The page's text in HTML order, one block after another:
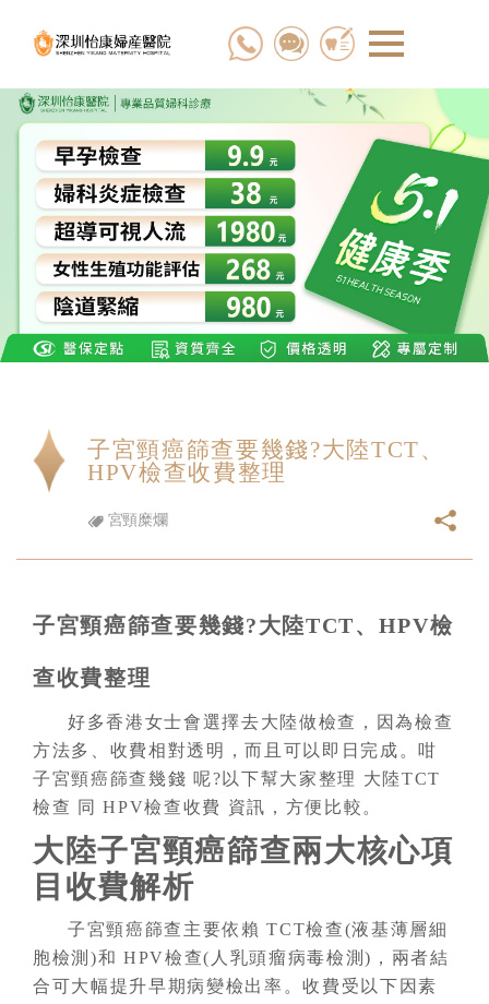
子宮頸癌篩查要幾錢?大陸TCT、
HPV檢查收費整理
宮頸糜爛
子宮頸癌篩查要幾錢?大陸TCT、HPV檢
查收費整理
好多香港女士會選擇去大陸做檢查，因為檢查
方法多、收費相對透明，而且可以即日完成。咁
子宮頸癌篩查幾錢 呢?以下幫大家整理 大陸TCT
檢查 同 HPV檢查收費 資訊，方便比較。
大陸子宮頸癌篩查兩大核心項
目收費解析
子宮頸癌篩查主要依賴 TCT檢查(液基薄層細
胞檢測)和 HPV檢查(人乳頭瘤病毒檢測)，兩者結
合可大幅提升早期病變檢出率。收費受以下因素